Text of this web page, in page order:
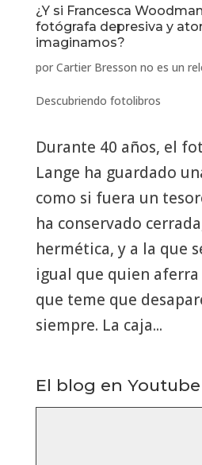
¿Y si Francesca
fotógrafa depresiva y
imaginamos?
por Cartier Bresson no es un
Descubriendo fotolibros
Durante 40 años, el
Lange ha guardado
como si fuera un
ha conservado
hermética, y a la que
igual que quien
que teme que
siempre. La caja...
El blog en Youtube